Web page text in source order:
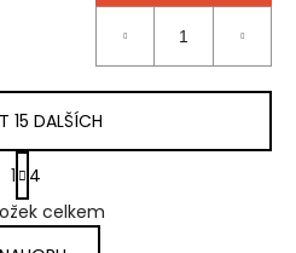
O
v
15 DALŠÍCH
S
t
r
1
4
celkem